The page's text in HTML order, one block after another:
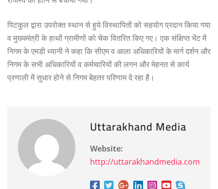
पिटकुल द्वारा उपरोक्त स्थान से हुये विस्थापितों को सहयोग प्रदान किया गया
व मुख्यमंत्री के हाथों ग्रामीणों को चेक वितरित किए गए। एक संक्षिप्त भेंट में
निगम के एमडी ध्यानी ने कहा कि सीएम व आला अधिकारियों के मार्ग दर्शन और
निगम के सभी अधिकारियों व कर्मचारियों की लगन और मेहनत से कार्य
प्रणाली में सुधार होने से निगम बेहतर परिणाम दे रहा है।
Uttarakhand Media
Website:
http://uttarakhandmedia.com